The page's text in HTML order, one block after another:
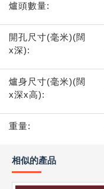
爐頭數量:
開孔尺寸(毫米)(闊
x深):
爐身尺寸(毫米)(闊
x深x高):
重量:
相似的產品